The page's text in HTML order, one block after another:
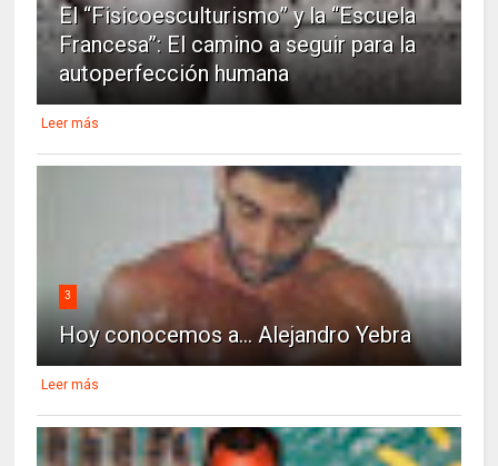
El “Fisicoesculturismo” y la “Escuela
Francesa”: El camino a seguir para la
autoperfección humana
Leer más
3
Hoy conocemos a... Alejandro Yebra
Leer más